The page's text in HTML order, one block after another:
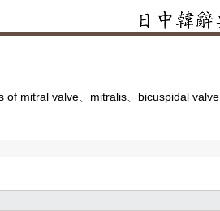
of mitral valve、mitralis、bicuspidal valve